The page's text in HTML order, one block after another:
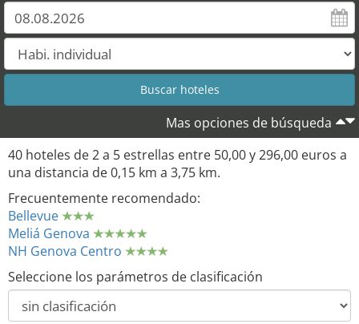
Mas opciones de búsqueda
40 hoteles de 2 a 5 estrellas entre 50,00 y 296,00 euros a
una distancia de 0,15 km a 3,75 km.
Frecuentemente recomendado:
Bellevue
Meliá Genova
NH Genova Centro
Seleccione los parámetros de clasificación